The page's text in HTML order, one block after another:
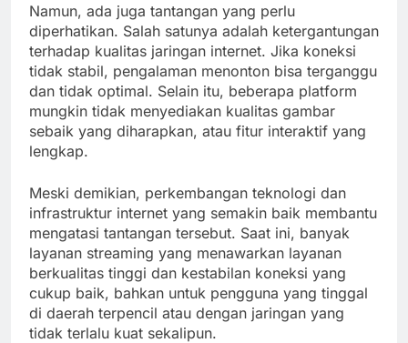
Namun, ada juga tantangan yang perlu
diperhatikan. Salah satunya adalah ketergantungan
terhadap kualitas jaringan internet. Jika koneksi
tidak stabil, pengalaman menonton bisa terganggu
dan tidak optimal. Selain itu, beberapa platform
mungkin tidak menyediakan kualitas gambar
sebaik yang diharapkan, atau fitur interaktif yang
lengkap.
Meski demikian, perkembangan teknologi dan
infrastruktur internet yang semakin baik membantu
mengatasi tantangan tersebut. Saat ini, banyak
layanan streaming yang menawarkan layanan
berkualitas tinggi dan kestabilan koneksi yang
cukup baik, bahkan untuk pengguna yang tinggal
di daerah terpencil atau dengan jaringan yang
tidak terlalu kuat sekalipun.